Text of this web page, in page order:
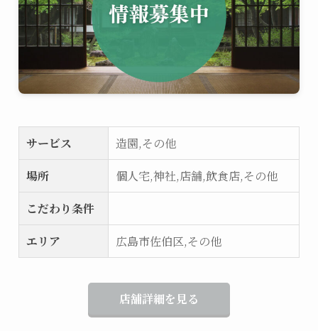
サービス
造園,その他
場所
個人宅,神社,店舗,飲食店,その他
こだわり条件
エリア
広島市佐伯区,その他
店舗詳細を見る